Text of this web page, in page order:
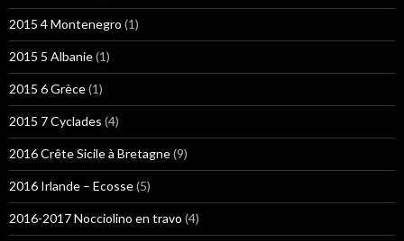
2015 4 Montenegro (1)
2015 5 Albanie(1)
2015 6 Grèce(1)
2015 7 Cyclades (4)
2016 Crête Sicile à Bretagne(9)
2016 Irlande – Ecosse(5)
2016-2017 Nocciolino en travo (4)